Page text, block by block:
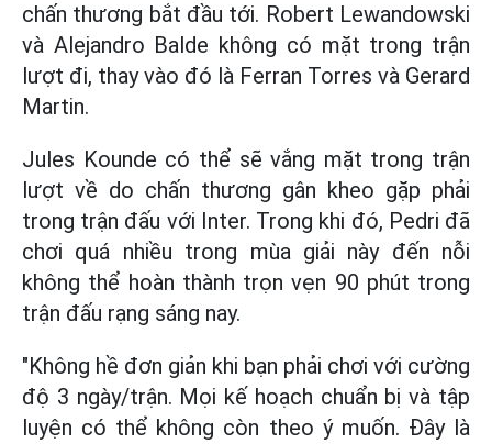
chấn thương bắt đầu tới. Robert Lewandowski
và Alejandro Balde không có mặt trong trận
lượt đi, thay vào đó là Ferran Torres và Gerard
Martin.
Jules Kounde có thể sẽ vắng mặt trong trận
lượt về do chấn thương gân kheo gặp phải
trong trận đấu với Inter. Trong khi đó, Pedri đã
chơi quá nhiều trong mùa giải này đến nỗi
không thể hoàn thành trọn vẹn 90 phút trong
trận đấu rạng sáng nay.
"Không hề đơn giản khi bạn phải chơi với cường
độ 3 ngày/trận. Mọi kế hoạch chuẩn bị và tập
luyện có thể không còn theo ý muốn. Đây là